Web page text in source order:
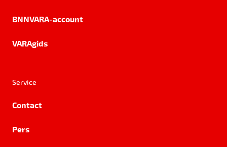
BNNVARA-account
VARAgids
Service
Contact
Pers